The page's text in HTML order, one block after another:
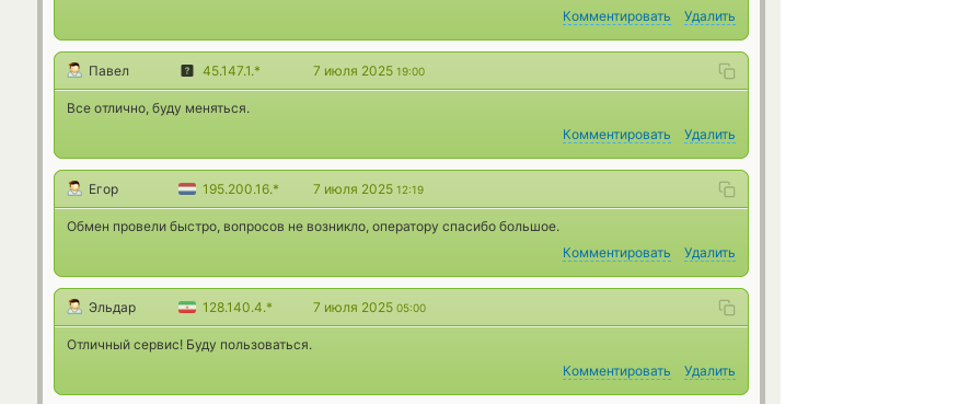
Комментировать
Удалить
Павел 45.147.1.* 7 июля 2025 19:00
Все отлично, буду меняться.
Комментировать
Удалить
Егор 195.200.16.* 7 июля 2025 12:19
Обмен провели быстро, вопросов не возникло, оператору спасибо большое.
Комментировать
Удалить
Эльдар 128.140.4.* 7 июля 2025 05:00
Отличный сервис! Буду пользоваться.
Комментировать
Удалить